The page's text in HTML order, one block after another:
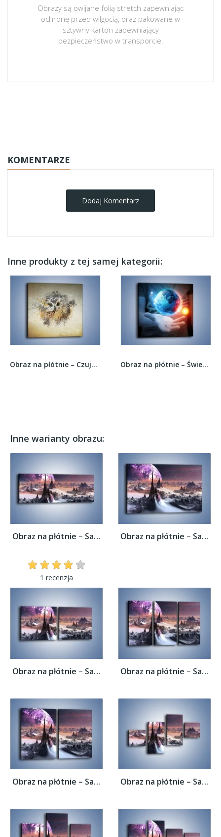
Obrazy są owijane folią stretch zapewniając
ochronę przed wilgocią, oraz pakowane w
sztywny karton zapewniający
bezpieczeństwo w transporcie.
KOMENTARZE
Dodaj Komentarz
Inne produkty z tej samej kategorii:
Obraz na płótnie – Czujne spojrzenie sowy –... Obraz na płótnie – Świetlna kula ziemska –...
Inne warianty obrazu:
Obraz na płótnie – Samotność przy...
1 recenzja
Obraz na płótnie – Samotność przy...
Obraz na płótnie – Samotność przy... Obraz na płótnie – Samotność przy...
Obraz na płótnie – Samotność przy... Obraz na płótnie – Samotność przy...